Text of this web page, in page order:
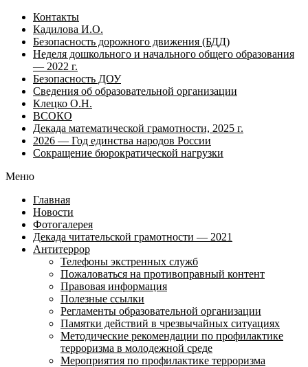
Контакты
Кадилова И.О.
Безопасность дорожного движения (БДД)
Неделя дошкольного и начального общего образования
— 2022 г.
Безопасность ДОУ
Сведения об образовательной организации
Клецко О.Н.
ВСОКО
Декада математической грамотности, 2025 г.
2026 — Год единства народов России
Сокращение бюрократической нагрузки
Меню
Главная
Новости
Фотогалерея
Декада читательской грамотности — 2021
Антитеррор
Телефоны экстренных служб
Пожаловаться на противоправный контент
Правовая информация
Полезные ссылки
Регламенты образовательной организации
Памятки действий в чрезвычайных ситуациях
Методические рекомендации по профилактике
терроризма в молодежной среде
Мероприятия по профилактике терроризма